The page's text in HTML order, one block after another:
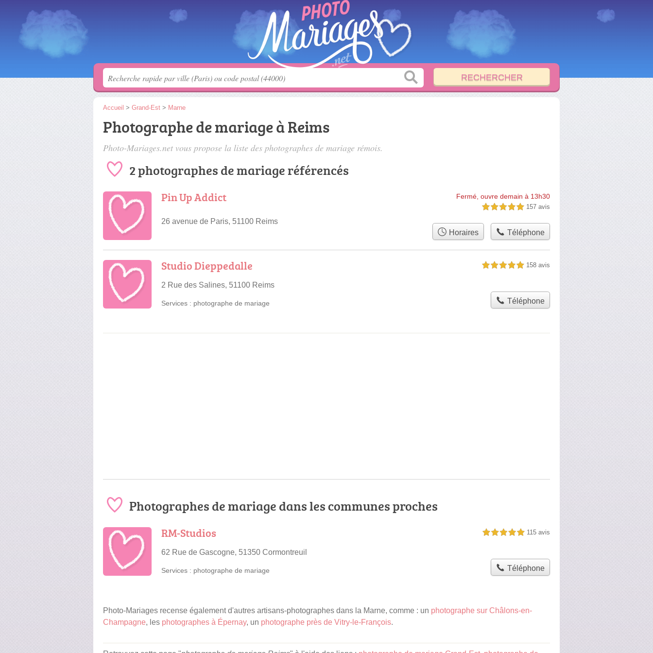
Accueil > Grand-Est > Marne
Photographe de mariage à Reims
Photo-Mariages.net vous propose la liste des photographes de mariage rémois.
2 photographes de mariage référencés
Pin Up Addict
26 avenue de Paris, 51100 Reims
Fermé, ouvre demain à 13h30
5,0 étoiles sur 5 157 avis
Horaires Téléphone
Studio Dieppedalle
2 Rue des Salines, 51100 Reims
5,0 étoiles sur 5 158 avis
Services : photographe de mariage Téléphone
Photographes de mariage dans les communes proches
RM-Studios
62 Rue de Gascogne, 51350 Cormontreuil
5,0 étoiles sur 5 115 avis
Services : photographe de mariage Téléphone
Photo-Mariages recense également d'autres artisans-photographes dans la Marne, comme : un photographe sur Châlons-en-
Champagne, les photographes à Épernay, un photographe près de Vitry-le-François.